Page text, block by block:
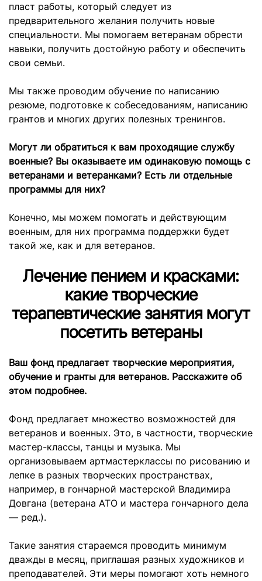
пласт работы, который следует из
предварительного желания получить новые
специальности. Мы помогаем ветеранам обрести
навыки, получить достойную работу и обеспечить
свои семьи.
Мы также проводим обучение по написанию
резюме, подготовке к собеседованиям, написанию
грантов и многих других полезных тренингов.
Могут ли обратиться к вам проходящие службу
военные? Вы оказываете им одинаковую помощь с
ветеранами и ветеранками? Есть ли отдельные
программы для них?
Конечно, мы можем помогать и действующим
военным, для них программа поддержки будет
такой же, как и для ветеранов.
Лечение пением и красками:
какие творческие
терапевтические занятия могут
посетить ветераны
Ваш фонд предлагает творческие мероприятия,
обучение и гранты для ветеранов. Расскажите об
этом подробнее.
Фонд предлагает множество возможностей для
ветеранов и военных. Это, в частности, творческие
мастер-классы, танцы и музыка. Мы
организовываем артмастерклассы по рисованию и
лепке в разных творческих пространствах,
например, в гончарной мастерской Владимира
Довгана (ветерана АТО и мастера гончарного дела
— ред.).
Такие занятия стараемся проводить минимум
дважды в месяц, приглашая разных художников и
преподавателей. Эти меры помогают хоть немного